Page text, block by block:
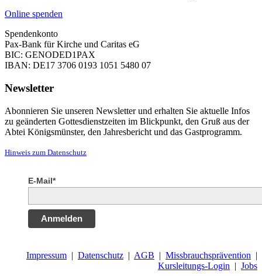
Online spenden
Spendenkonto
Pax-Bank für Kirche und Caritas eG
BIC: GENODED1PAX
IBAN: DE17 3706 0193 1051 5480 07
Newsletter
Abonnieren Sie unseren Newsletter und erhalten Sie aktuelle Infos
zu geänderten Gottesdienstzeiten im Blickpunkt, den Gruß aus der
Abtei Königsmünster, den Jahresbericht und das Gastprogramm.
Hinweis zum Datenschutz
E-Mail*
Anmelden
Impressum | Datenschutz | AGB | Missbrauchsprävention |
Kursleitungs-Login | Jobs